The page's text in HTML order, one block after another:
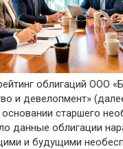
облигаций ООО
и девелопмент»
старшего
данные облигации
и будущими